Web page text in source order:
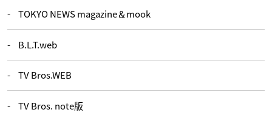
TOKYO NEWS magazine＆mook
B.L.T.web
TV Bros.WEB
TV Bros. note版